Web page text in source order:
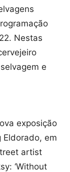
Nestas
e
exposição
Eldorado, em
artist
‘Without